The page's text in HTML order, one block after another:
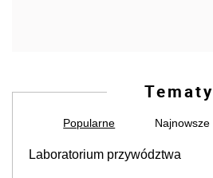
Tematy
Popularne Najnowsze
Laboratorium przywództwa